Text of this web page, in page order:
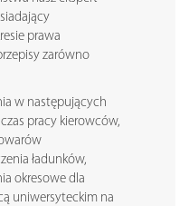
prawa
zarówno
w następujących
pracy kierowców,
ładunków,
okresowe dla
uniwersyteckim na